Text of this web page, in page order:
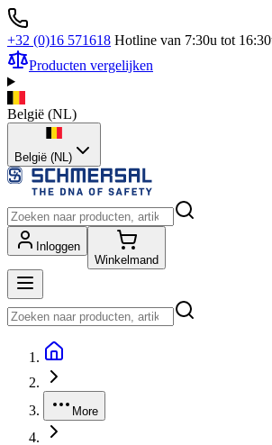
+32 (0)16 571618 Hotline van 7:30u tot
Producten vergelijken
België (NL)
België (NL)
Inloggen
Winkelmand
More